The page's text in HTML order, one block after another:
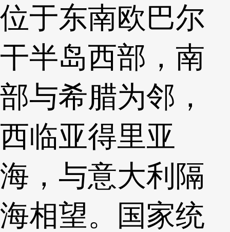
位于东南欧巴尔
干半岛西部，南
部与希腊为邻，
西临亚得里亚
海，与意大利隔
海相望。国家统